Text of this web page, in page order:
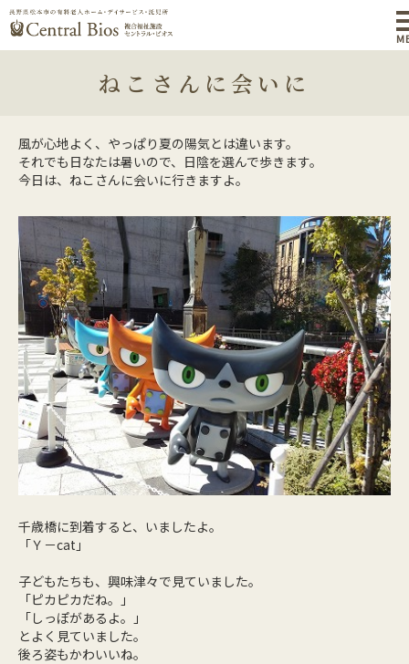
ねこさんに会いに
風が心地よく、やっぱり夏の陽気とは違います。
それでも日なたは暑いので、日陰を選んで歩きます。
今日は、ねこさんに会いに行きますよ。
千歳橋に到着すると、いましたよ。
「Ｙ－cat」
子どもたちも、興味津々で見ていました。
「ピカピカだね。」
「しっぽがあるよ。」
とよく見ていました。
後ろ姿もかわいいね。